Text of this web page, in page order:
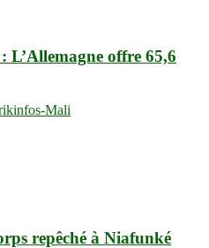
L’Allemagne offre 65,6
Mali
repêché à Niafunké